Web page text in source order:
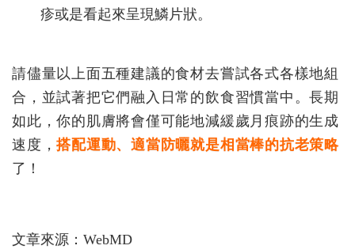
疹或是看起來呈現鱗片狀。
請儘量以上面五種建議的食材去嘗試各式各樣地組
合，並試著把它們融入日常的飲食習慣當中。長期
如此，你的肌膚將會僅可能地減緩歲月痕跡的生成
速度，搭配運動、適當防曬就是相當棒的抗老策略
了！
文章來源： WebMD